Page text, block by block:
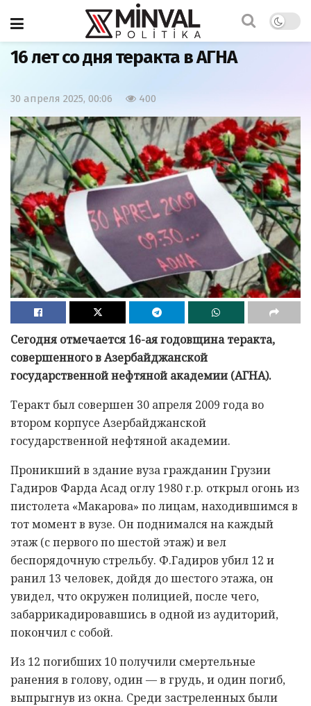
Главная Общество
16 лет со дня теракта в АГНА
30 апреля 2025, 00:06 400
Сегодня отмечается 16-ая годовщина теракта,
совершенного в Азербайджанской
государственной нефтяной академии (АГНА).
Теракт был совершен 30 апреля 2009 года во
втором корпусе Азербайджанской
государственной нефтяной академии.
Проникший в здание вуза гражданин Грузии
Гадиров Фарда Асад оглу 1980 г.р. открыл огонь из
пистолета «Макарова» по лицам, находившимся в
тот момент в вузе. Он поднимался на каждый
этаж (с первого по шестой этаж) и вел
беспорядочную стрельбу. Ф.Гадиров убил 12 и
ранил 13 человек, дойдя до шестого этажа, он
увидел, что окружен полицией, после чего,
забаррикадировавшись в одной из аудиторий,
покончил с собой.
Из 12 погибших 10 получили смертельные
ранения в голову, один — в грудь, и один погиб,
выпрыгнув из окна. Среди застреленных были